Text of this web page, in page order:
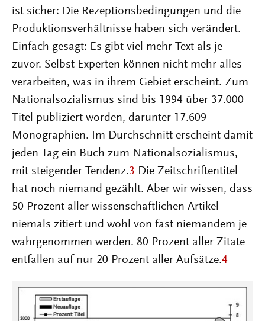
ist sicher: Die Rezeptionsbedingungen und die
Produktionsverhältnisse haben sich verändert.
Einfach gesagt: Es gibt viel mehr Text als je
zuvor. Selbst Experten können nicht mehr alles
verarbeiten, was in ihrem Gebiet erscheint. Zum
Nationalsozialismus sind bis 1994 über 37.000
Titel publiziert worden, darunter 17.609
Monographien. Im Durchschnitt erscheint damit
jeden Tag ein Buch zum Nationalsozialismus,
mit steigender Tendenz.3 Die Zeitschriftentitel
hat noch niemand gezählt. Aber wir wissen, dass
50 Prozent aller wissenschaftlichen Artikel
niemals zitiert und wohl von fast niemandem je
wahrgenommen werden. 80 Prozent aller Zitate
entfallen auf nur 20 Prozent aller Aufsätze.4